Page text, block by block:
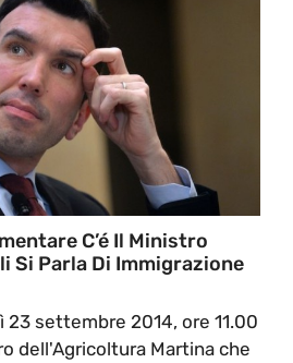
C’é Il Ministro
Si Parla Di Immigrazione
23 settembre 2014, ore 11.00
dell'Agricoltura Martina che